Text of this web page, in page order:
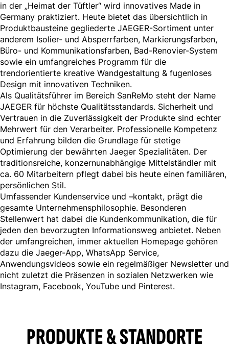
in der „Heimat der Tüftler“ wird innovatives Made in
Germany praktiziert. Heute bietet das übersichtlich in
Produktbausteine gegliederte JAEGER-Sortiment unter
anderem Isolier- und Absperrfarben, Markierungsfarben,
Büro- und Kommunikationsfarben, Bad-Renovier-System
sowie ein umfangreiches Programm für die
trendorientierte kreative Wandgestaltung & fugenloses
Design mit innovativen Techniken.
Als Qualitätsführer im Bereich SanReMo steht der Name
JAEGER für höchste Qualitätsstandards. Sicherheit und
Vertrauen in die Zuverlässigkeit der Produkte sind echter
Mehrwert für den Verarbeiter. Professionelle Kompetenz
und Erfahrung bilden die Grundlage für stetige
Optimierung der bewährten Jaeger Spezialitäten. Der
traditionsreiche, konzernunabhängige Mittelständler mit
ca. 60 Mitarbeitern pflegt dabei bis heute einen familiären,
persönlichen Stil.
Umfassender Kundenservice und –kontakt, prägt die
gesamte Unternehmensphilosophie. Besonderen
Stellenwert hat dabei die Kundenkommunikation, die für
jeden den bevorzugten Informationsweg anbietet. Neben
der umfangreichen, immer aktuellen Homepage gehören
dazu die Jaeger-App, WhatsApp Service,
Anwendungsvideos sowie ein regelmäßiger Newsletter und
nicht zuletzt die Präsenzen in sozialen Netzwerken wie
Instagram, Facebook, YouTube und Pinterest.
PRODUKTE & STANDORTE